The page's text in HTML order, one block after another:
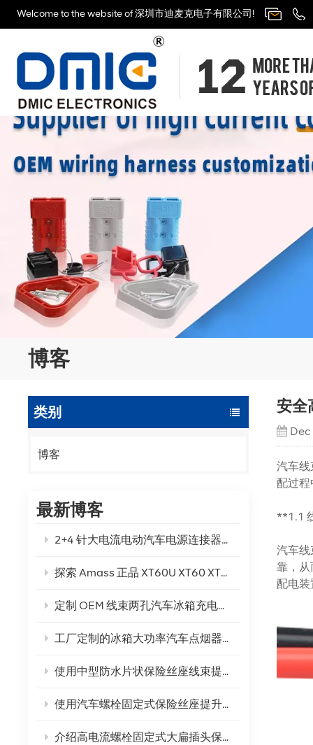
Welcome to the website of 深圳市迪麦克电子有限公司!
博客
类别
博客
最新博客
2+4 针大电流电动汽车电源连接器是满足您的电动汽车电源需求的最佳解决方案吗？
探索 Amass 正品 XT60U XT60 XT60H-F/M 连接器的强大功能
定制 OEM 线束两孔汽车冰箱充电线！
工厂定制的冰箱大功率汽车点烟器插头延长线 - 您的终极直流电源解决方案
使用中型防水片状保险丝座线束提高您的汽车安全性
使用汽车螺栓固定式保险丝座提升您的骑行体验！
介绍高电流螺栓固定式大扁插头保险丝座：电力安全的未来
安全
汽车线
配过
**1.1
汽车线
靠，从
配电